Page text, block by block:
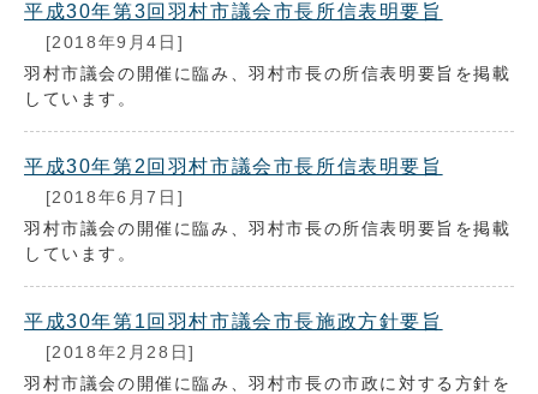
平成30年第3回羽村市議会市長所信表明要旨
[2018年9月4日]
羽村市議会の開催に臨み、羽村市長の所信表明要旨を掲載
しています。
平成30年第2回羽村市議会市長所信表明要旨
[2018年6月7日]
羽村市議会の開催に臨み、羽村市長の所信表明要旨を掲載
しています。
平成30年第1回羽村市議会市長施政方針要旨
[2018年2月28日]
羽村市議会の開催に臨み、羽村市長の市政に対する方針を